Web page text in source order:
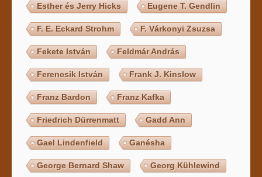
Esther és Jerry Hicks Eugene T. Gendlin
F. E. Eckard Strohm F. Várkonyi Zsuzsa
Fekete István Feldmár András
Ferencsik István Frank J. Kinslow
Franz Bardon Franz Kafka
Friedrich Dürrenmatt Gadd Ann
Gael Lindenfield Ganésha
George Bernard Shaw Georg Kühlewind